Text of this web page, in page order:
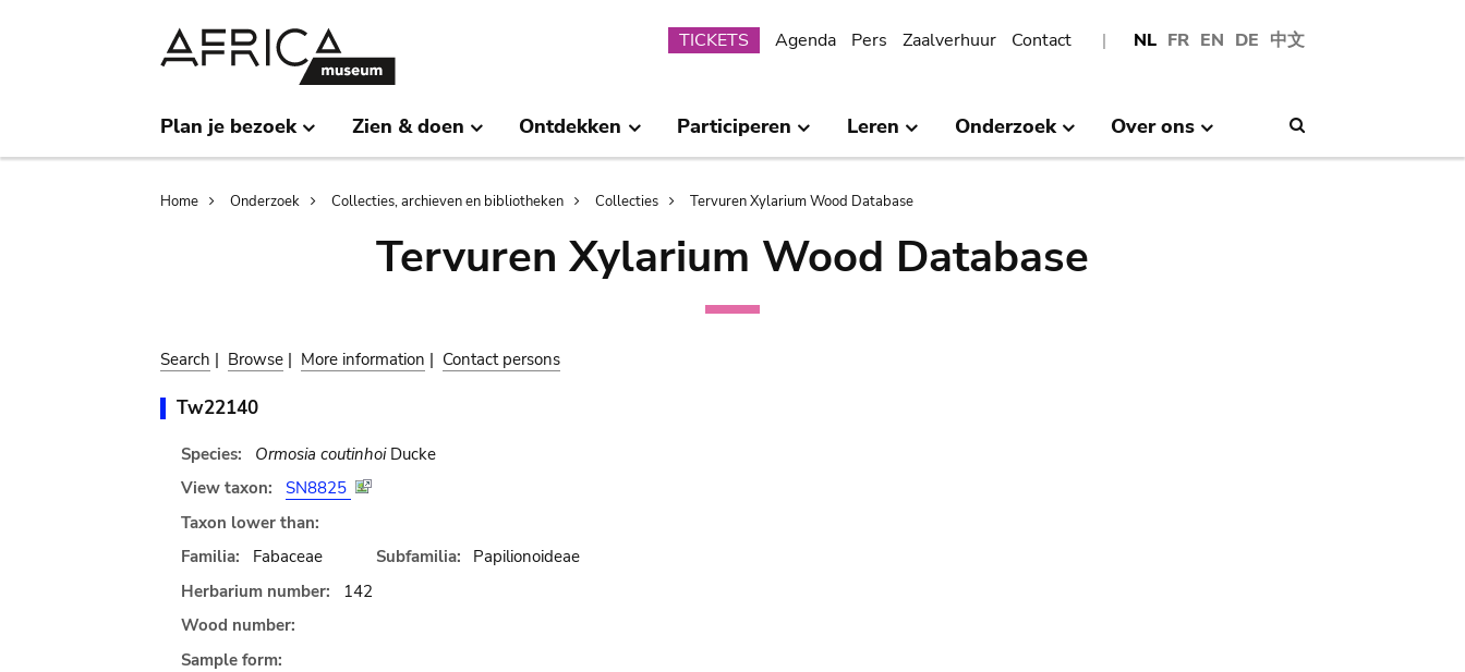
NL FR EN DE 中文
Submenu
TICKETS Agenda Pers Zaalverhuur Contact
Plan je bezoek Zien & doen Ontdekken Participeren Leren Onderzoek Over ons
Breadcrumb
Home Onderzoek Collecties, archieven en bibliotheken Collecties Tervuren Xylarium Wood Database
Tervuren Xylarium Wood Database
Search | Browse | More information | Contact persons
Tw22140
Species: Ormosia coutinhoiDucke
View taxon:
SN8825
Taxon lower than:
Familia:
Fabaceae Subfamilia:
Papilionoideae
Herbarium number:
142
Wood number:
Sample form: